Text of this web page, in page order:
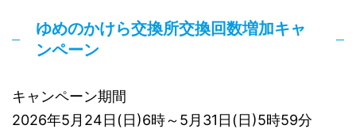
ゆめのかけら交換所交換回数増加キャ
ンペーン
キャンペーン期間
2026年5月24日(日)6時～5月31日(日)5時59分